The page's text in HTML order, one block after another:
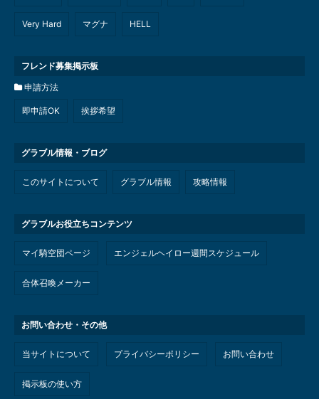
Very Hard マグナ HELL
フレンド募集掲示板
申請方法
即申請OK 挨拶希望
グラブル情報・ブログ
このサイトについて グラブル情報 攻略情報
グラブルお役立ちコンテンツ
マイ騎空団ページ エンジェルヘイロー週間スケジュール
合体召喚メーカー
お問い合わせ・その他
当サイトについて プライバシーポリシー お問い合わせ
掲示板の使い方